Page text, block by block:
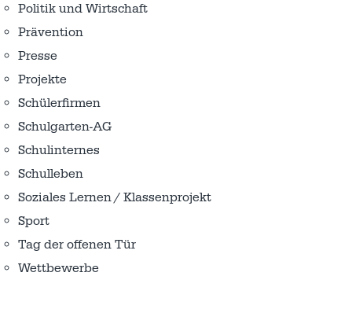
Politik und Wirtschaft
Prävention
Presse
Projekte
Schülerfirmen
Schulgarten-AG
Schulinternes
Schulleben
Soziales Lernen / Klassenprojekt
Sport
Tag der offenen Tür
Wettbewerbe